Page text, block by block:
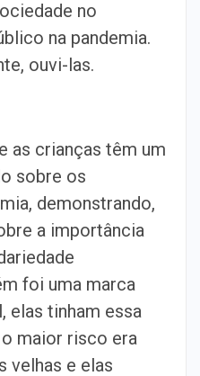
no
na pandemia.
ouvi-las.
as crianças têm um
sobre os
demonstrando,
a importância
foi uma marca
elas tinham essa
maior risco era
velhas e elas